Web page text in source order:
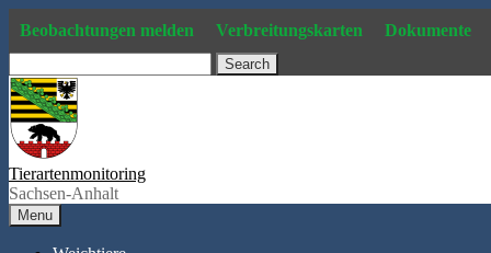
to
content
Beobachtungen melden Verbreitungskarten Dokumente
Tierartenmonitoring
Sachsen-Anhalt
Menu